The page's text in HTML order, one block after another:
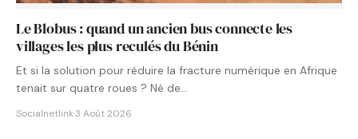
Le Blobus : quand un ancien bus connecte les
villages les plus reculés du Bénin
Et si la solution pour réduire la fracture numérique en Afrique
tenait sur quatre roues ? Né de…
Socialnetlink·3 Août 2026